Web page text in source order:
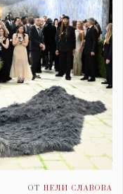
ОТ НЕЛИ СЛАВОВА